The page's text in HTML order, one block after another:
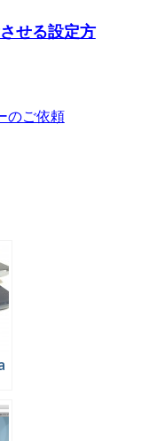
せる設定方
のご依頼